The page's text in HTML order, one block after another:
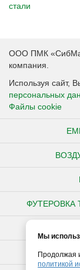
стали
ООО ПМК
компания.
Используя сайт,
персональных
Файлы cookie
ФУТЕРОВКА
Мы
Продолжая
политикой